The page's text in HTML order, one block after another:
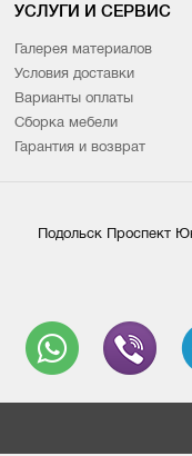
УСЛУГИ И СЕРВИС
Галерея материалов
Условия доставки
Варианты оплаты
Сборка мебели
Гарантия и возврат
Подольск Проспект